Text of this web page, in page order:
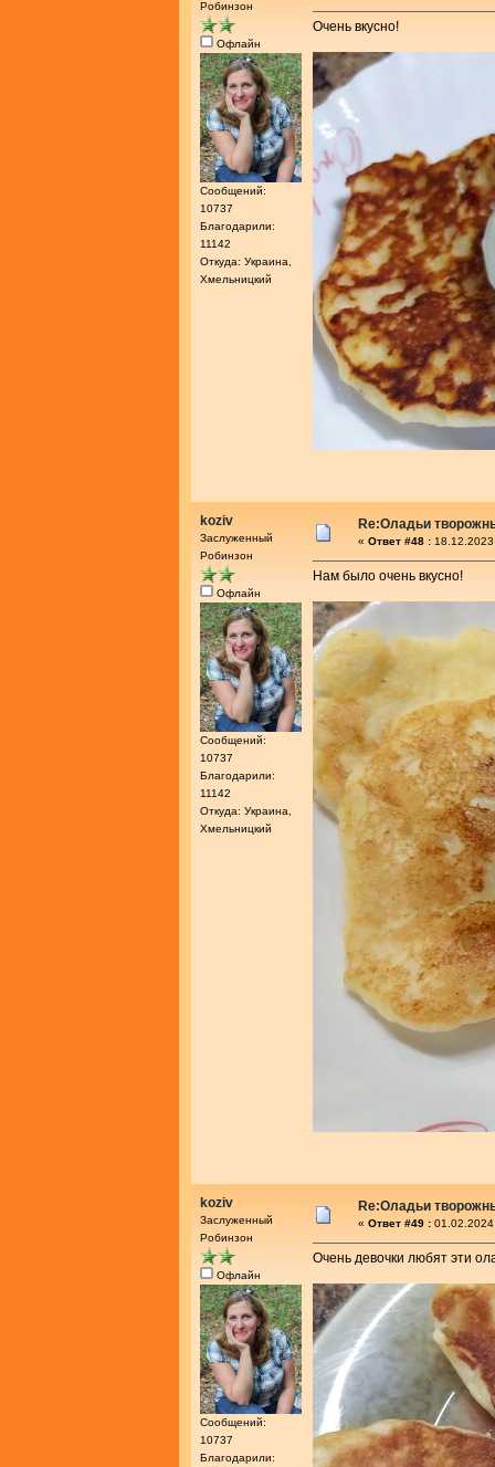
Робинзон
Офлайн
Сообщений:
10737
Благодарили:
11142
Откуда: Украина,
Хмельницкий
Очень вкусно!
koziv
Заслуженный
Робинзон
Офлайн
Сообщений:
10737
Благодарили:
11142
Откуда: Украина,
Хмельницкий
Re:Оладьи
« Ответ #48 :
Нам было очень вкусно!
koziv
Заслуженный
Робинзон
Офлайн
Сообщений:
10737
Благодарили:
Re:Оладьи
« Ответ #49 :
Очень девочки любят эти